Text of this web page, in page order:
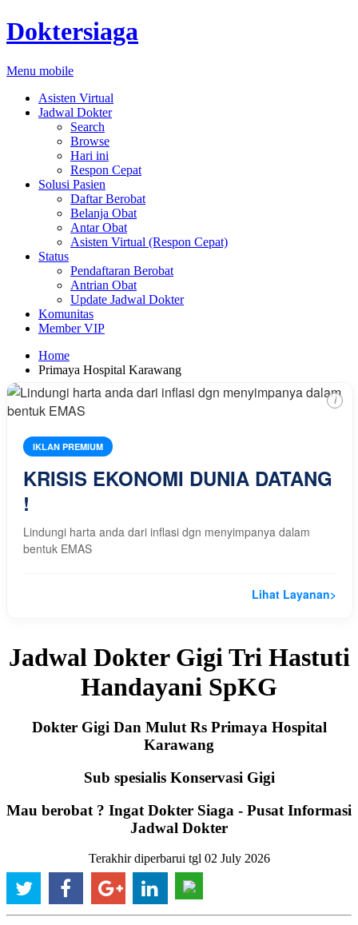
Doktersiaga
Menu mobile
Asisten Virtual
Jadwal Dokter
Search
Browse
Hari ini
Respon Cepat
Solusi Pasien
Daftar Berobat
Belanja Obat
Antar Obat
Asisten Virtual (Respon Cepat)
Status
Pendaftaran Berobat
Antrian Obat
Update Jadwal Dokter
Komunitas
Member VIP
Home
Primaya Hospital Karawang
IKLAN PREMIUM
KRISIS EKONOMI DUNIA DATANG
!
Lindungi harta anda dari inflasi dgn menyimpanya dalam
bentuk EMAS
Lihat Layanan>
i
Jadwal Dokter Gigi Tri Hastuti
Handayani SpKG
Dokter Gigi Dan Mulut Rs Primaya Hospital
Karawang
Sub spesialis Konservasi Gigi
Mau berobat ? Ingat Dokter Siaga - Pusat Informasi
Jadwal Dokter
Terakhir diperbarui tgl 02 July 2026